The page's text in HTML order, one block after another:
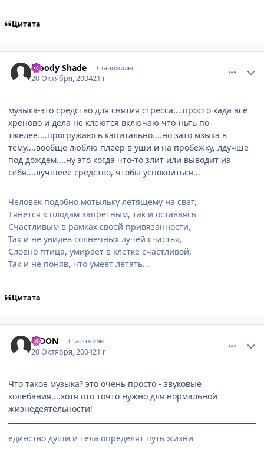
Цитата
Bloody Shade Старожилы
20 Октября, 200421 г
музыка-это средство для снятия стресса....просто када все
хреново и дела не клеются включаю что-ньть по-
тжелее....прогружаюсь капитально....но зато мзыка в
тему....вообще люблю плеер в уши и на пробежку, лдучше
под дождем....ну это когда что-то злит или выводит из
себя....лучшеее средство, чтобы успокоиться...
Человек подобно мотыльку летящему на свет,
Тянется к плодам запретным, так и оставаясь
Счастливым в рамках своей привязанности,
Так и не увидев солнечных лучей счастья,
Словно птица, умирает в клетке счастливой,
Так и не поняв, что умеет летать...
Цитата
MOON Старожилы
20 Октября, 200421 г
Что такое музыка? это очень просто - звуковые
колебания....хотя ото точто нужно для нормальной
жизнедеятельности!
единство души и тела определят путь жизни